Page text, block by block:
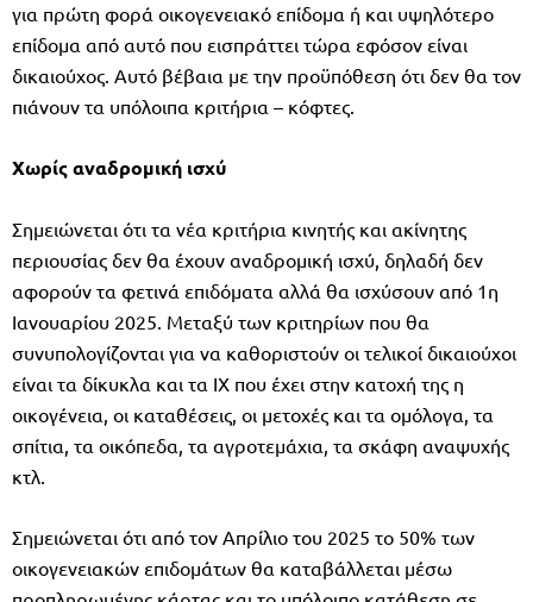
για πρώτη φορά οικογενειακό επίδομα ή και υψηλότερο
επίδομα από αυτό που εισπράττει τώρα εφόσον είναι
δικαιούχος. Αυτό βέβαια με την προϋπόθεση ότι δεν θα τον
πιάνουν τα υπόλοιπα κριτήρια – κόφτες.
Χωρίς αναδρομική ισχύ
Σημειώνεται ότι τα νέα κριτήρια κινητής και ακίνητης
περιουσίας δεν θα έχουν αναδρομική ισχύ, δηλαδή δεν
αφορούν τα φετινά επιδόματα αλλά θα ισχύσουν από 1η
Ιανουαρίου 2025. Μεταξύ των κριτηρίων που θα
συνυπολογίζονται για να καθοριστούν οι τελικοί δικαιούχοι
είναι τα δίκυκλα και τα ΙΧ που έχει στην κατοχή της η
οικογένεια, οι καταθέσεις, οι μετοχές και τα ομόλογα, τα
σπίτια, τα οικόπεδα, τα αγροτεμάχια, τα σκάφη αναψυχής
κτλ.
Σημειώνεται ότι από τον Απρίλιο του 2025 το 50% των
οικογενειακών επιδομάτων θα καταβάλλεται μέσω